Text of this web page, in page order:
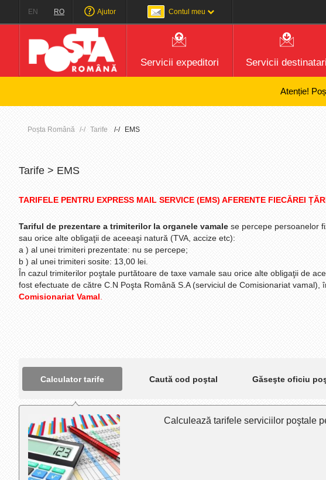
EN RO Ajutor Contul meu
Servicii expeditori Servicii destinatari
Atenție! Poșta
Poșta Română Tarife EMS
Tarife > EMS
TARIFELE PENTRU EXPRESS MAIL SERVICE (EMS) AFERENTE FIECĂREI
Tariful de prezentare a trimiterilor la organele vamale se percepe persoanelor
sau orice alte obligaţii de aceeaşi natură (TVA, accize etc):
a ) al unei trimiteri prezentate: nu se percepe;
b ) al unei trimiteri sosite: 13,00 lei.
În cazul trimiterilor poştale purtătoare de taxe vamale sau orice alte obligaţii de
fost efectuate de către C.N Poşta Română S.A (serviciul de Comisionariat
Comisionariat Vamal
Calculator tarife Caută cod poştal Găseşte oficiu
Calculează tarifele serviciilor poştale